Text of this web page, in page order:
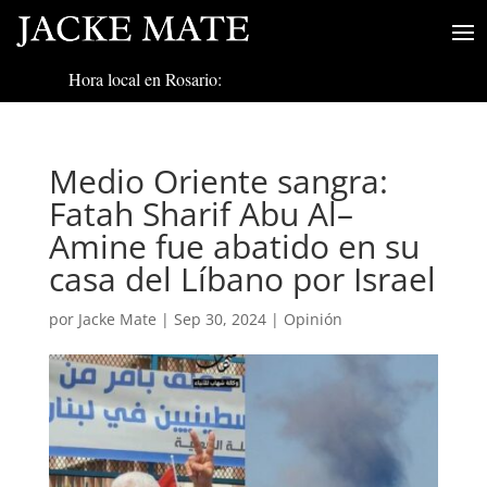
Hora local en Rosario:
Medio Oriente sangra:
Fatah Sharif Abu Al–
Amine fue abatido en su
casa del Líbano por Israel
por Jacke Mate | Sep 30, 2024| Opinión